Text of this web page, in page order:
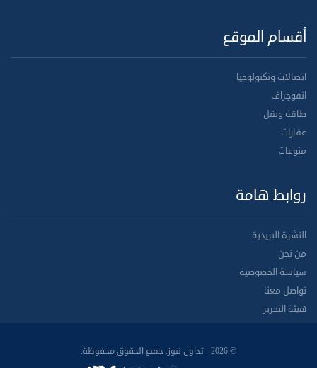
أقسام الموقع
اتصالات وتكنولوجيا
انفوجراف
طاقة ونقل
عقارات
منوعات
روابط هامة
النشرة البريدية
من نحن
سياسة الخصوصية
تواصل معنا
هيئة التحرير
© 2026 - تداول نيوز. جميع الحقوق محفوظة.